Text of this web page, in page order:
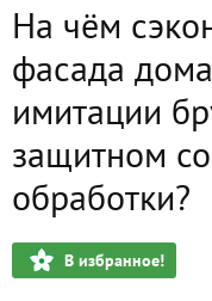
На чём
фасада
имитации
защитном
обработки?
В избранное!